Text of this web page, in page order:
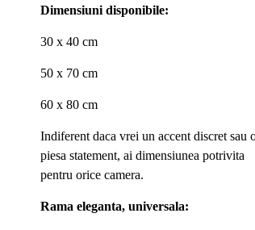
Dimensiuni disponibile:
30 x 40 cm
50 x 70 cm
60 x 80 cm
Indiferent daca vrei un accent discret sau
piesa statement, ai dimensiunea potrivita
pentru orice camera.
Rama eleganta, universala: